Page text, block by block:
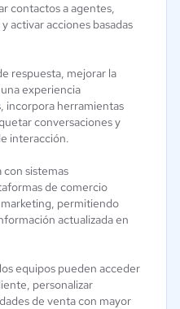
contactos a agentes,
activar acciones basadas
respuesta, mejorar la
experiencia
incorpora herramientas
conversaciones y
interacción.
sistemas
de comercio
permitiendo
actualizada en
equipos pueden acceder
personalizar
de venta con mayor